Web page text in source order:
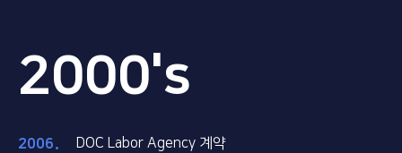
2000's
2006 DOC Labor Agency 계약